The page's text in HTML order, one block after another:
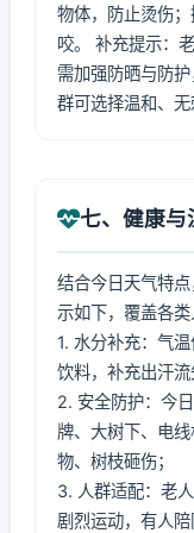
物体，防止烫伤
咬。 补充提示：
需加强防晒与防
群可选择温和、无
七、健康与
结合今日天气特
示如下，覆盖各类
1. 水分补充：气
饮料，补充出汗流
2. 安全防护：今
牌、大树下、电
物、树枝砸伤；
3. 人群适配：老
剧烈运动，有人